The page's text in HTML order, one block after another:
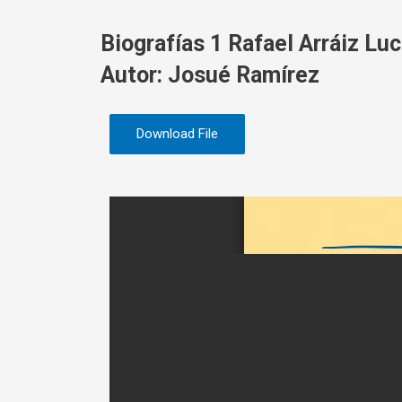
Biografías 1 Rafael Arráiz
Autor: Josué Ramírez
Download File